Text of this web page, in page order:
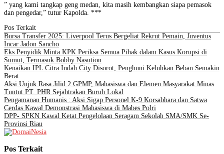
” yang kami tangkap geng medan, kita masih kembangkan siapa pemasok
dan pengedar,” tutur Kapolda. ***
Pos Terkait
Bursa Transfer 2025: Liverpool Terus Bergeliat Rekrut Pemain, Juventus
Incar Jadon Sancho
Eks Penyidik Minta KPK Periksa Semua Pihak dalam Kasus Korupsi di
Sumut, Termasuk Bobby Nasution
Kenaikan IPL Citra Indah City Disorot, Penghuni Keluhkan Beban Semakin
Berat
Aksi Unjuk Rasa Jilid 2 GPMP, Mahasiswa dan Elemen Masyarakat Minas
Tuntut PT. PHR Sejahtrakan Buruh Lokal
Pengamanan Humanis : Aksi Sigap Personel K-9 Korsabhara dan Satwa
Cerdas Kawal Demonstrasi Mahasiswa di Mabes Polri
DPP- SPKN Kawal Ketat Pengelolaan Seragam Sekolah SMA/SMK Se-
Provinsi Riau
Pos Terkait